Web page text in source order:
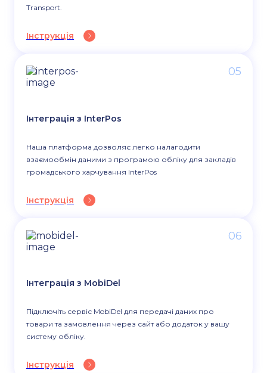
Transport.
Інструкція
05
Інтеграція з InterPos
Наша платформа дозволяє легко налагодити
взаємообмін даними з програмою обліку для закладів
громадського харчування InterPos
Інструкція
06
Інтеграція з MobiDel
Підключіть сервіс MobiDel для передачі даних про
товари та замовлення через сайт або додаток у вашу
систему обліку.
Інструкція